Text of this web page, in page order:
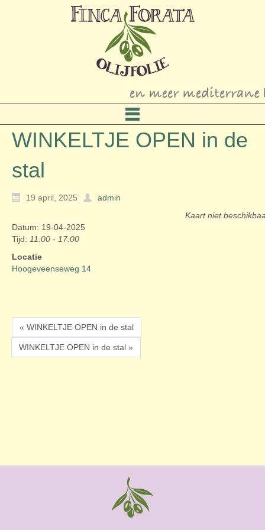
WINKELTJE OPEN in de
stal
19 april, 2025
admin
Kaart niet
Datum: 19-04-2025
Tijd: 11:00 - 17:00
Locatie
Hoogeveenseweg 14
« WINKELTJE OPEN in de stal
WINKELTJE OPEN in de stal »